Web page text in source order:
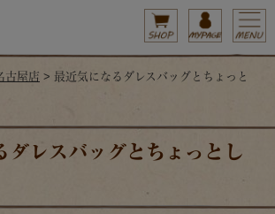
古屋店 > 最近気になるダレスバッグとちょっと
ダレスバッグとちょっとし